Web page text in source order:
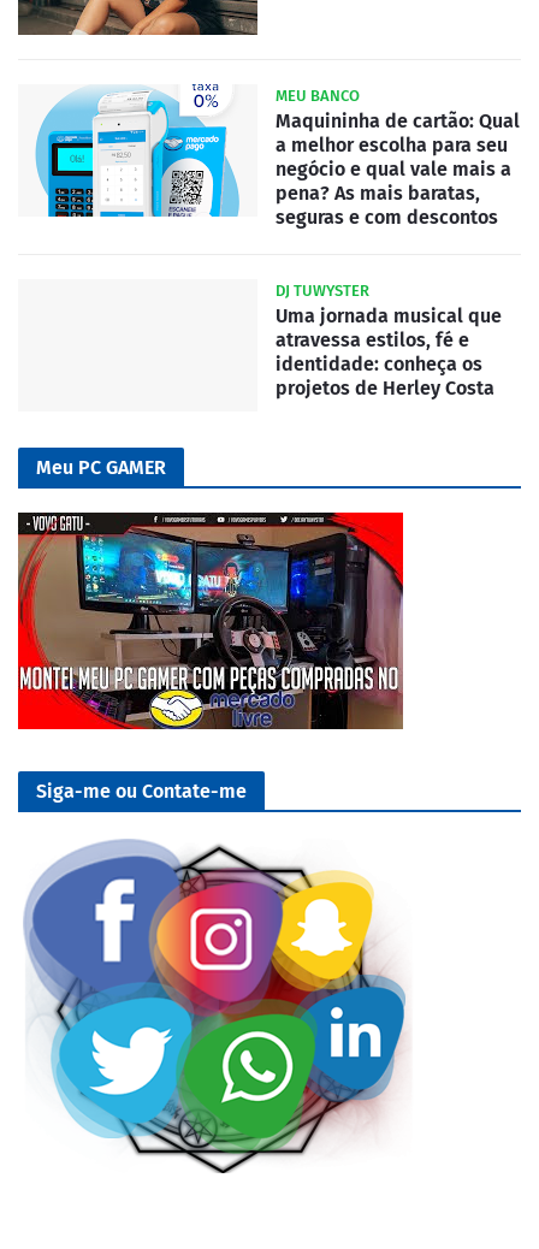
MEU BANCO
Maquininha de cartão: Qual
a melhor escolha para seu
negócio e qual vale mais a
pena? As mais baratas,
seguras e com descontos
DJ TUWYSTER
Uma jornada musical que
atravessa estilos, fé e
identidade: conheça os
projetos de Herley Costa
Meu PC GAMER
Siga-me ou Contate-me